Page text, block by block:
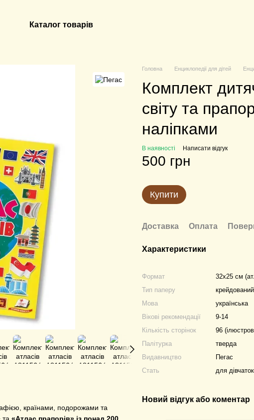
Каталог товарів
країнами, подорожами та
Головна Енциклопедії для дітей
Комплект
світу та
наліпками
В наявності Написати відгук
500 грн
Купити
Доставка Оплата
Характеристики
Формат
32х25 см
Тип паперу
крейдований
Мова
українська
Вікові рекомендації
9-14
Кількість сторінок
96
Палітурка
тверда
Видавництво
Пегас
Стать
для
Новий відгук або коментар